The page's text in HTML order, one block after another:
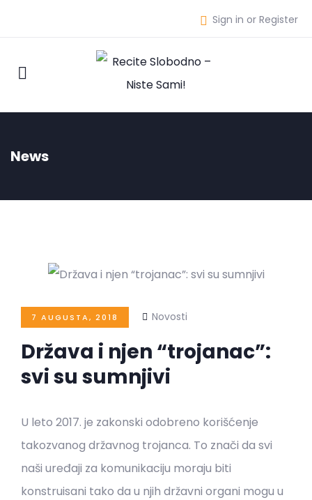
Sign in or Register
News
7 AUGUSTA, 2018 Novosti
Država i njen “trojanac”:
svi su sumnjivi
U leto 2017. je zakonski odobreno korišćenje
takozvanog državnog trojanca. To znači da svi
naši uređaji za komunikaciju moraju biti
konstruisani tako da u njih državni organi mogu u